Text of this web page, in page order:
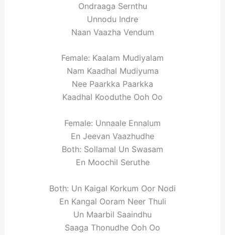
Ondraaga Sernthu
Unnodu Indre
Naan Vaazha Vendum
Female: Kaalam Mudiyalam
Nam Kaadhal Mudiyuma
Nee Paarkka Paarkka
Kaadhal Kooduthe Ooh Oo
Female: Unnaale Ennalum
En Jeevan Vaazhudhe
Both: Sollamal Un Swasam
En Moochil Seruthe
Both: Un Kaigal Korkum Oor Nodi
En Kangal Ooram Neer Thuli
Un Maarbil Saaindhu
Saaga Thonudhe Ooh Oo